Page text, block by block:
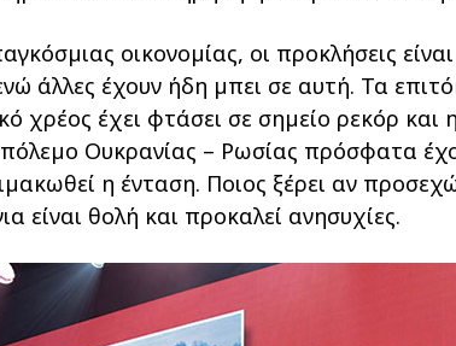
οικονοµίας, οι προκλήσεις
άλλες έχουν ήδη µπει σε αυτή. Τα
χρέος έχει φτάσει σε σηµείο ρεκόρ
Ουκρανίας – Ρωσίας πρόσφατα
η ένταση. Ποιος ξέρει αν
είναι θολή και προκαλεί ανησυχίες.